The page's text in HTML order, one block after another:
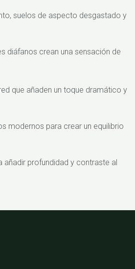
suelos de aspecto desgastado y
diáfanos crean una sensación de
que añaden un toque dramático y
modernos para crear un equilibrio
profundidad y contraste al